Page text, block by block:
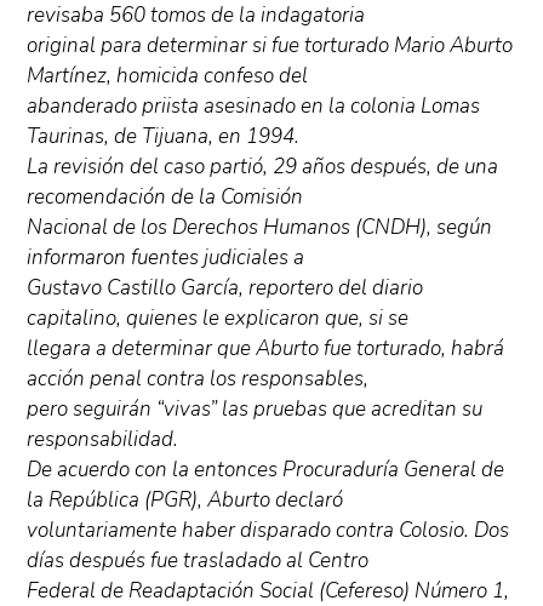
revisaba 560 tomos de la indagatoria
original para determinar si fue torturado Mario Aburto
Martínez, homicida confeso del
abanderado priista asesinado en la colonia Lomas
Taurinas, de Tijuana, en 1994.
La revisión del caso partió, 29 años después, de una
recomendación de la Comisión
Nacional de los Derechos Humanos (CNDH), según
informaron fuentes judiciales a
Gustavo Castillo García, reportero del diario
capitalino, quienes le explicaron que, si se
llegara a determinar que Aburto fue torturado, habrá
acción penal contra los responsables,
pero seguirán “vivas” las pruebas que acreditan su
responsabilidad.
De acuerdo con la entonces Procuraduría General de
la República (PGR), Aburto declaró
voluntariamente haber disparado contra Colosio. Dos
días después fue trasladado al Centro
Federal de Readaptación Social (Cefereso) Número 1,